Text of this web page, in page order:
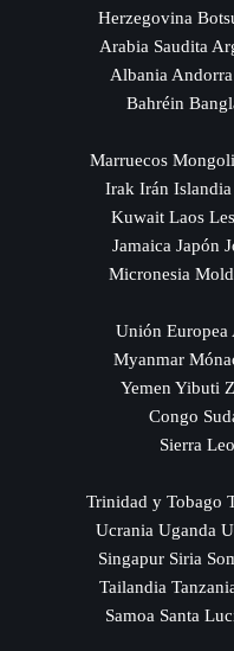
Herzegovina
Arabia Saudita
Albania
Bahréin
Marruecos
Irak Irán
Kuwait Laos
Jamaica Japón
Micronesia
Unión Europea
Myanmar
Yemen Yibuti
Congo
Sierra
Trinidad y Tobago
Ucrania Uganda
Singapur Siria
Tailandia
Samoa Santa